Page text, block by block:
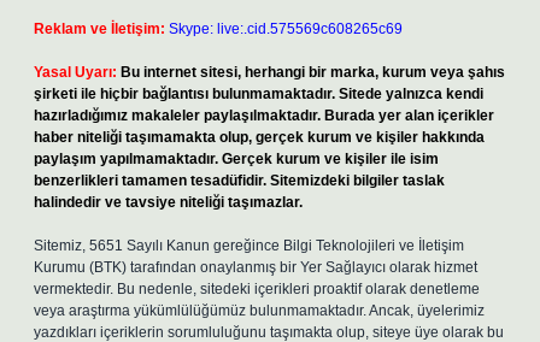
Reklam ve İletişim: Skype: live:.cid.575569c608265c69
Yasal Uyarı: Bu internet sitesi, herhangi bir marka, kurum veya şahıs
şirketi ile hiçbir bağlantısı bulunmamaktadır. Sitede yalnızca kendi
hazırladığımız makaleler paylaşılmaktadır. Burada yer alan içerikler
haber niteliği taşımamakta olup, gerçek kurum ve kişiler hakkında
paylaşım yapılmamaktadır. Gerçek kurum ve kişiler ile isim
benzerlikleri tamamen tesadüfidir. Sitemizdeki bilgiler taslak
halindedir ve tavsiye niteliği taşımazlar.
Sitemiz, 5651 Sayılı Kanun gereğince Bilgi Teknolojileri ve İletişim
Kurumu (BTK) tarafından onaylanmış bir Yer Sağlayıcı olarak hizmet
vermektedir. Bu nedenle, sitedeki içerikleri proaktif olarak denetleme
veya araştırma yükümlülüğümüz bulunmamaktadır. Ancak, üyelerimiz
yazdıkları içeriklerin sorumluluğunu taşımakta olup, siteye üye olarak bu